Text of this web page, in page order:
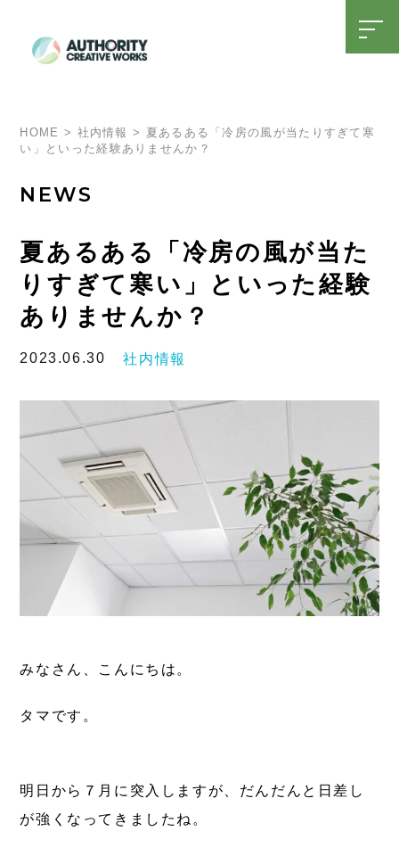
t
g
v
HOME > 社内情報 > 夏あるある「冷房の風が当たりすぎて寒
い」といった経験ありませんか？
NEWS
夏あるある「冷房の風が当た
りすぎて寒い」といった経験
ありませんか？
2023.06.30 社内情報
みなさん、こんにちは。
タマです。
明日から７月に突入しますが、だんだんと日差し
が強くなってきましたね。